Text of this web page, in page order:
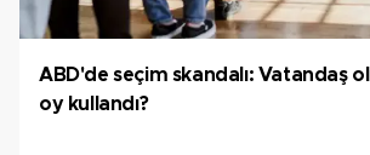
ABD'de seçim skandalı: Vatandaş
oy kullandı?